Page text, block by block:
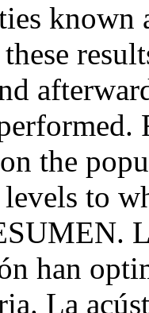
known
the
to
han
La